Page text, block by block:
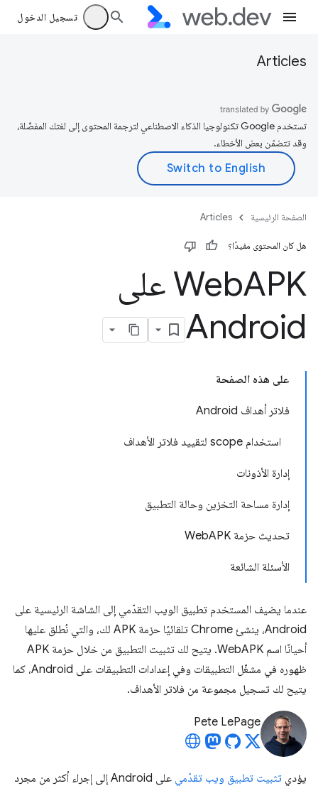
تسجيل الدخول
Articles
تستخدم Google تكنولوجيا الذكاء الاصطناعي لترجمة المحتوى إلى لغتك المفضّلة،
وقد تتضمّن بعض الأخطاء.
الصفحة الرئيسية Articles
هل كان المحتوى مفيدًا؟
Web APK على
Android
على هذه الصفحة
فلاتر أهداف Android
استخدام scope لتقييد فلاتر الأهداف
إدارة الأذونات
إدارة مساحة التخزين وحالة التطبيق
تحديث حزمة WebAPK
الأسئلة الشائعة
عندما يضيف المستخدم تطبيق الويب التقدّمي إلى الشاشة الرئيسية على
Android، ينشئ Chrome تلقائيًا حزمة APK لك، والتي نُطلق عليها
أحيانًا اسم WebAPK. يتيح لك تثبيت التطبيق من خلال حزمة APK
ظهوره في مشغّل التطبيقات وفي إعدادات التطبيقات على Android، كما
يتيح لك تسجيل مجموعة من فلاتر الأهداف.
Pete LePage
يؤدي تثبيت تطبيق ويب تقدّمي
على Android إلى إجراء أكثر من مجرد